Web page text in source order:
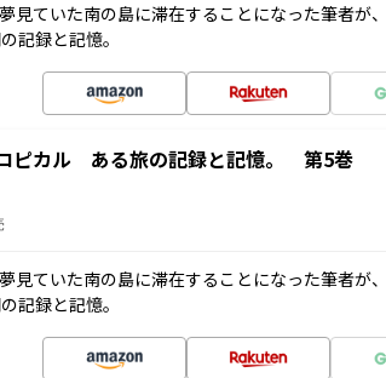
見ていた南の島に滞在することになった筆者が
記録と記憶。
ピカル ある旅の記録と記憶。 第5巻
見ていた南の島に滞在することになった筆者が
記録と記憶。